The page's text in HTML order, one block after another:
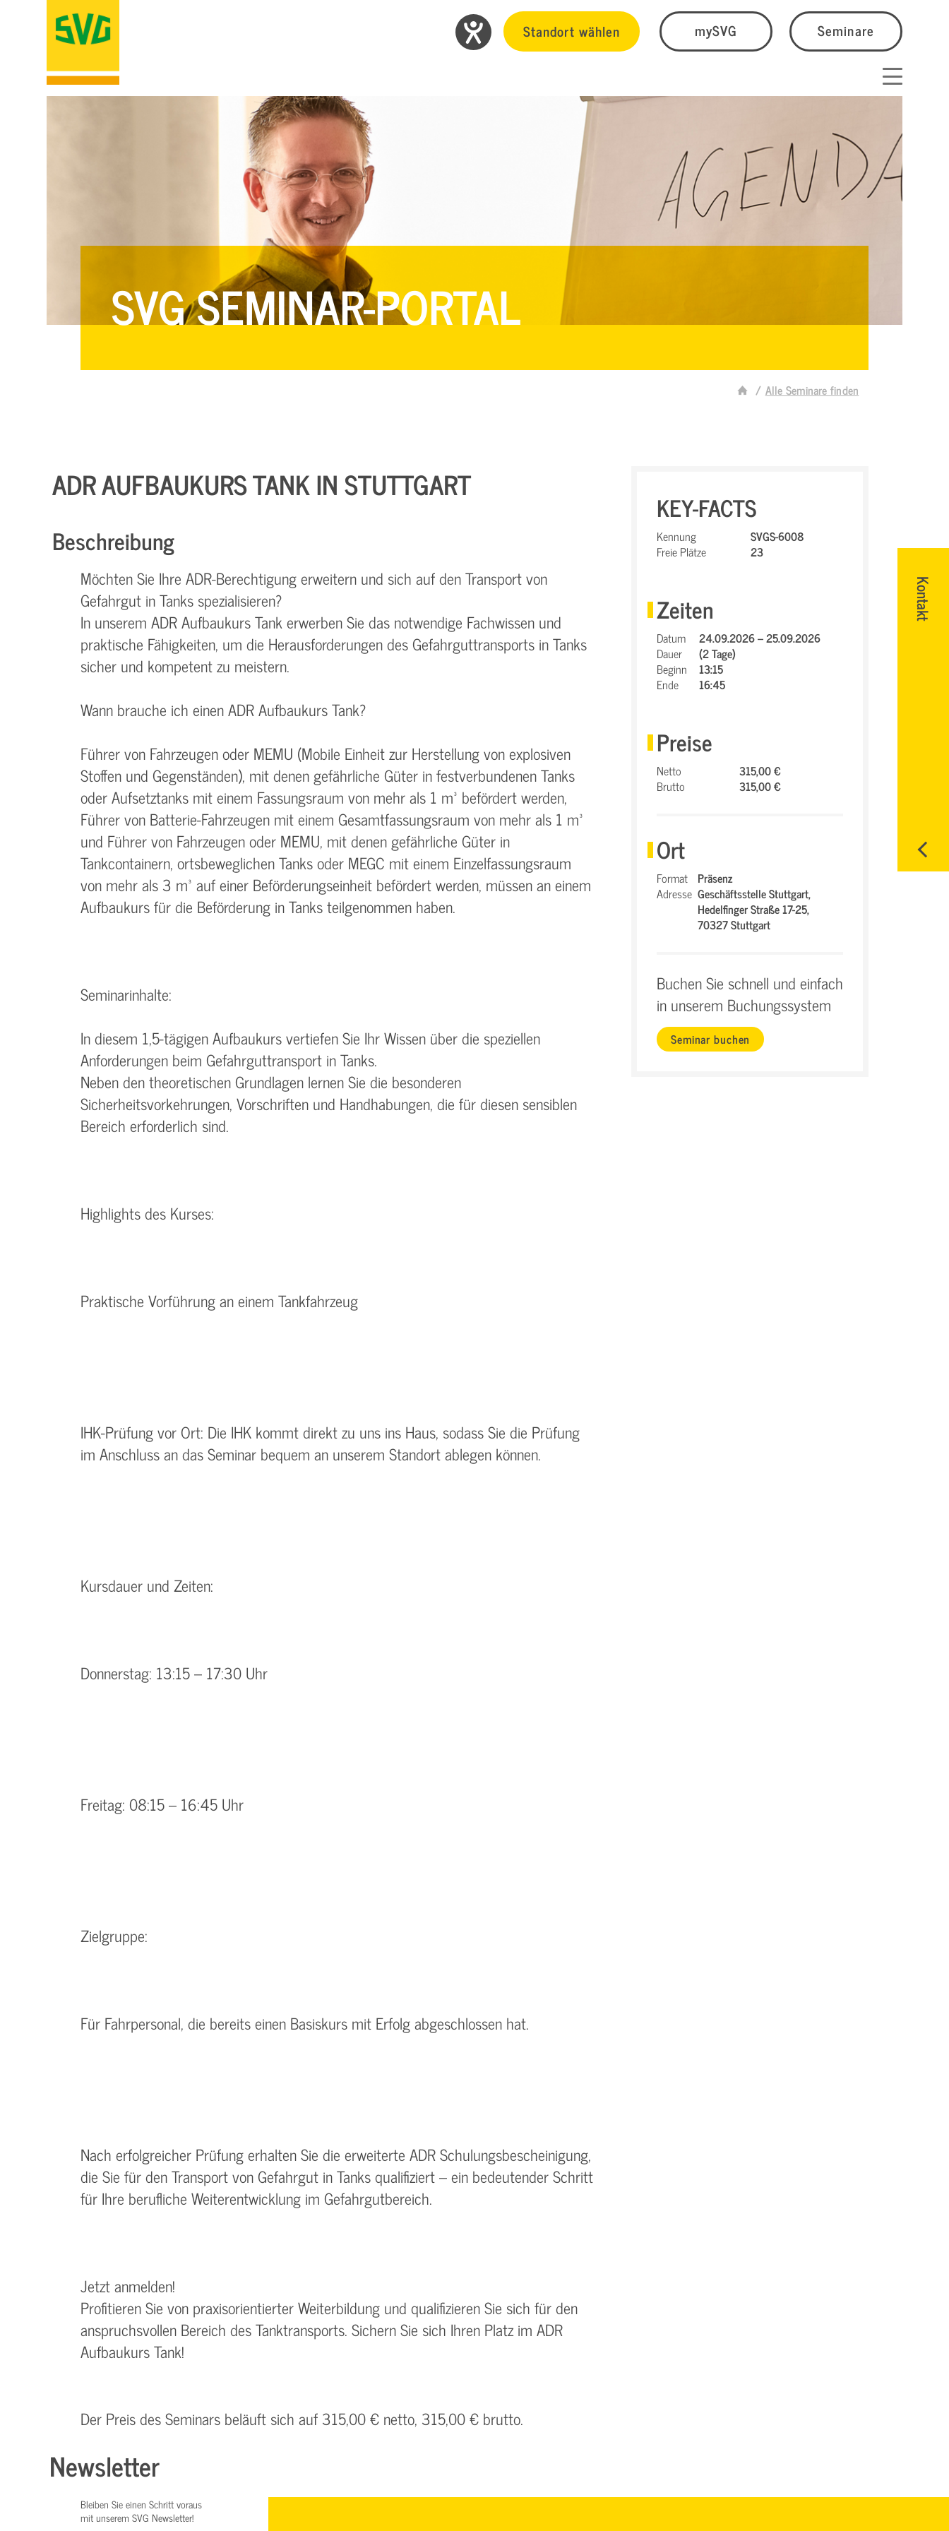
Standort wählen mySVG Seminare
SVG SEMINAR-PORTAL
Alle Seminare finden
Kontakt
ADR AUFBAUKURS TANK IN STUTTGART
Beschreibung
Möchten Sie Ihre ADR-Berechtigung erweitern und sich auf den Transport von
Gefahrgut in Tanks spezialisieren?
In unserem ADR Aufbaukurs Tank erwerben Sie das notwendige Fachwissen und
praktische Fähigkeiten, um die Herausforderungen des Gefahrguttransports in Tanks
sicher und kompetent zu meistern.
Wann brauche ich einen ADR Aufbaukurs Tank?
Führer von Fahrzeugen oder MEMU (Mobile Einheit zur Herstellung von explosiven
Stoffen und Gegenständen), mit denen gefährliche Güter in festverbundenen Tanks
oder Aufsetztanks mit einem Fassungsraum von mehr als 1 m³ befördert werden,
Führer von Batterie-Fahrzeugen mit einem Gesamtfassungsraum von mehr als 1 m³
und Führer von Fahrzeugen oder MEMU, mit denen gefährliche Güter in
Tankcontainern, ortsbeweglichen Tanks oder MEGC mit einem Einzelfassungsraum
von mehr als 3 m³ auf einer Beförderungseinheit befördert werden, müssen an einem
Aufbaukurs für die Beförderung in Tanks teilgenommen haben.
Seminarinhalte:
In diesem 1,5-tägigen Aufbaukurs vertiefen Sie Ihr Wissen über die speziellen
Anforderungen beim Gefahrguttransport in Tanks.
Neben den theoretischen Grundlagen lernen Sie die besonderen
Sicherheitsvorkehrungen, Vorschriften und Handhabungen, die für diesen sensiblen
Bereich erforderlich sind.
Highlights des Kurses:
Praktische Vorführung an einem Tankfahrzeug
IHK-Prüfung vor Ort: Die IHK kommt direkt zu uns ins Haus, sodass Sie die Prüfung
im Anschluss an das Seminar bequem an unserem Standort ablegen können.
Kursdauer und Zeiten:
Donnerstag: 13:15 – 17:30 Uhr
Freitag: 08:15 – 16:45 Uhr
Zielgruppe:
Für Fahrpersonal, die bereits einen Basiskurs mit Erfolg abgeschlossen hat.
Nach erfolgreicher Prüfung erhalten Sie die erweiterte ADR Schulungsbescheinigung,
die Sie für den Transport von Gefahrgut in Tanks qualifiziert – ein bedeutender Schritt
für Ihre berufliche Weiterentwicklung im Gefahrgutbereich.
Jetzt anmelden!
Profitieren Sie von praxisorientierter Weiterbildung und qualifizieren Sie sich für den
anspruchsvollen Bereich des Tanktransports. Sichern Sie sich Ihren Platz im ADR
Aufbaukurs Tank!
Der Preis des Seminars beläuft sich auf 315,00 € netto, 315,00 € brutto.
KEY-FACTS
Kennung
SVGS-6008
Freie Plätze
23
Zeiten
Datum
24.09.2026 – 25.09.2026
Dauer
(2 Tage)
Beginn
13:15
Ende
16:45
Preise
Netto
315,00 €
Brutto
315,00 €
Ort
Format Präsenz
Adresse Geschäftsstelle Stuttgart,
Hedelfinger Straße 17-25,
70327 Stuttgart
Buchen Sie schnell und einfach
in unserem Buchungssystem
Seminar buchen
Newsletter
Bleiben Sie einen Schritt voraus
mit unserem SVG Newsletter!